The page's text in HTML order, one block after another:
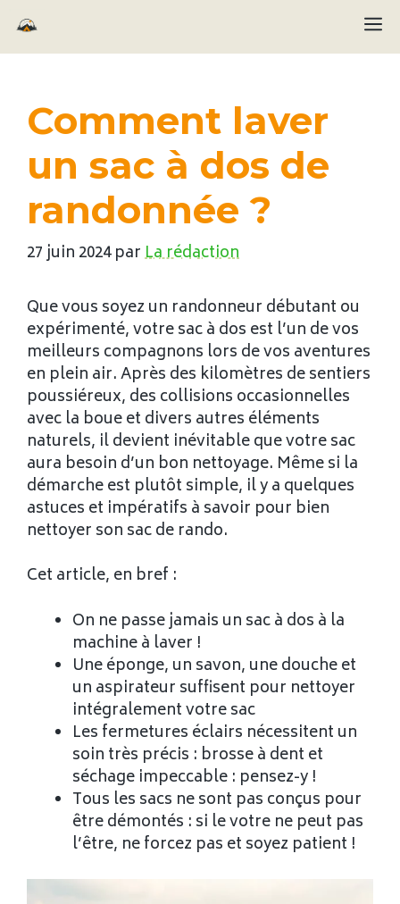
au
contenu
Comment laver
un sac à dos de
randonnée ?
27 juin 2024 parLa rédaction
Que vous soyez un randonneur débutant ou
expérimenté, votre sac à dos est l’un de vos
meilleurs compagnons lors de vos aventures
en plein air. Après des kilomètres de sentiers
poussiéreux, des collisions occasionnelles
avec la boue et divers autres éléments
naturels, il devient inévitable que votre sac
aura besoin d’un bon nettoyage. Même si la
démarche est plutôt simple, il y a quelques
astuces et impératifs à savoir pour bien
nettoyer son sac de rando.
Cet article, en bref :
On ne passe jamais un sac à dos à la
machine à laver !
Une éponge, un savon, une douche et
un aspirateur suffisent pour nettoyer
intégralement votre sac
Les fermetures éclairs nécessitent un
soin très précis : brosse à dent et
séchage impeccable : pensez-y !
Tous les sacs ne sont pas conçus pour
être démontés : si le votre ne peut pas
l’être, ne forcez pas et soyez patient !